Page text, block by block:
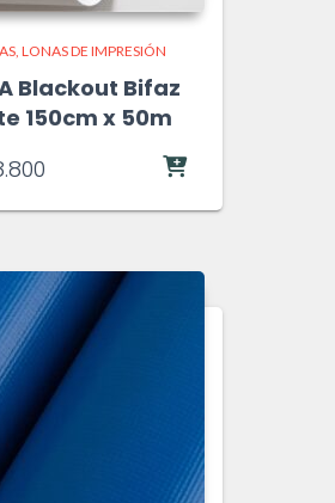
LONAS DE IMPRESIÓN
Blackout Bifaz
150cm x 50m